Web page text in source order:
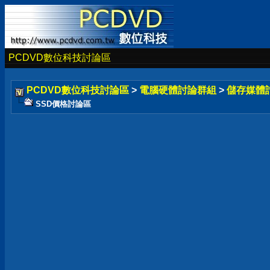
PCDVD數位科技討論區
PCDVD數位科技討論區 > 電腦硬體討論群組 > 儲存媒體
SSD價格討論區